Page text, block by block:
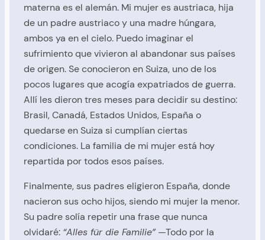
materna es el alemán. Mi mujer es austriaca, hija
de un padre austriaco y una madre húngara,
ambos ya en el cielo. Puedo imaginar el
sufrimiento que vivieron al abandonar sus países
de origen. Se conocieron en Suiza, uno de los
pocos lugares que acogía expatriados de guerra.
Allí les dieron tres meses para decidir su destino:
Brasil, Canadá, Estados Unidos, España o
quedarse en Suiza si cumplían ciertas
condiciones. La familia de mi mujer está hoy
repartida por todos esos países.
Finalmente, sus padres eligieron España, donde
nacieron sus ocho hijos, siendo mi mujer la menor.
Su padre solía repetir una frase que nunca
olvidaré: “Alles für die Familie”—Todo por la